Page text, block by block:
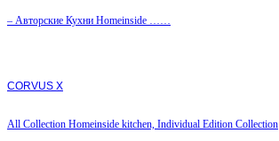
– Авторские Кухни Homeinside ……
CORVUS X
All Collection Homeinside kitchen, Individual Edition Collection